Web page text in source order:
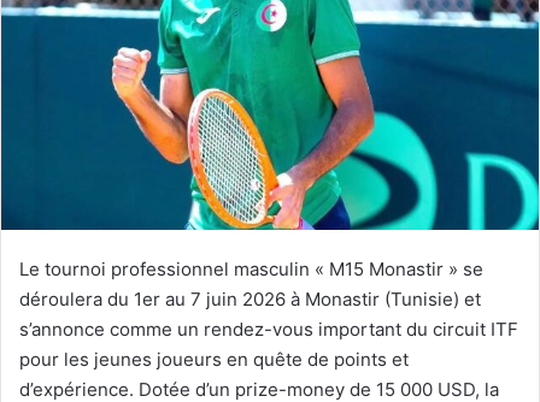
Le tournoi professionnel masculin « M15 Monastir » se
déroulera du 1er au 7 juin 2026 à Monastir (Tunisie) et
s’annonce comme un rendez-vous important du circuit ITF
pour les jeunes joueurs en quête de points et
d’expérience. Dotée d’un prize-money de 15 000 USD, la